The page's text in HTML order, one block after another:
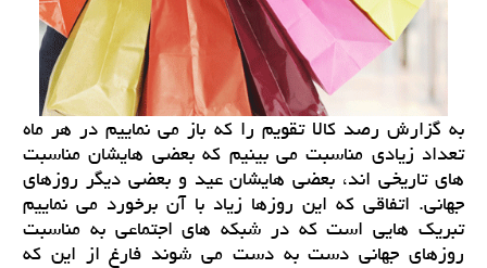
به گزارش رصد كالا تقویم را كه باز می نماییم در هر ماه
تعداد زیادی مناسبت می بینیم كه بعضی هایشان مناسبت
های تاریخی اند، بعضی هایشان عید و بعضی دیگر روزهای
جهانی. اتفاقی كه این روزها زیاد با آن برخورد می نماییم
تبریك هایی است كه در شبكه های اجتماعی به مناسبت
روزهای جهانی دست به دست می شوند فارغ از این كه